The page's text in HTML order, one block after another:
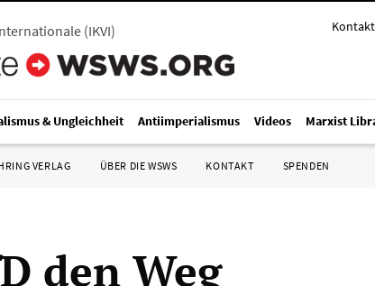
Kontakt
(IKVI)
& Ungleichheit Antiimperialismus Videos Marxist
VERLAG ÜBER DIE WSWS KONTAKT SPENDEN
den Weg